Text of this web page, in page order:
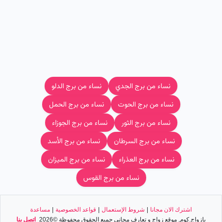
نساء من برج الجدي نساء من برج الدلو
نساء من برج الحوت نساء من برج الحمل
نساء من برج الثور نساء من برج الجوزاء
نساء من برج السرطان نساء من برج الأسد
نساء من برج العذراء نساء من برج الميزان
نساء من برج القوس
اشترك الان مجانا شروط الإستعمال قواعد الخصوصية
مساعدة
يازواج.كوم, موقع زواج و تعارف مجاني جميع الحقوق محفوظة ©2026
اﺗﺼﻞ ﺑﻨﺎ